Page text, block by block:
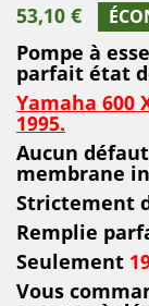
53,10 €
Pompe à
parfait état
Yamaha 600
1995.
Aucun
membrane
Strictement
Remplie
Seulement
Vous